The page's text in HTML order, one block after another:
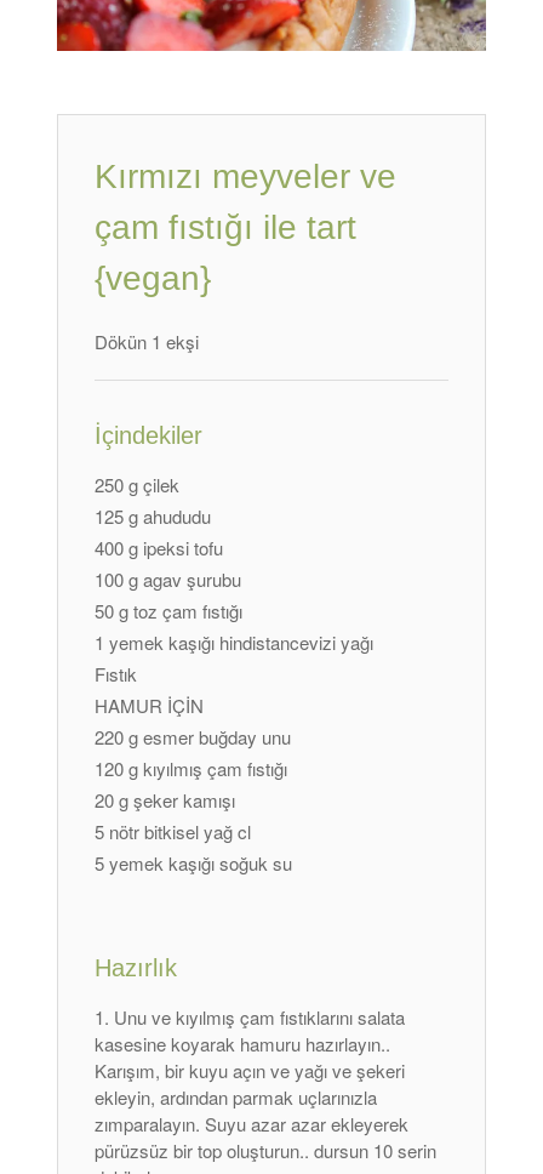
Kırmızı meyveler ve
çam fıstığı ile tart
{vegan}
Dökün 1 ekşi
İçindekiler
250 g çilek
125 g ahududu
400 g ipeksi tofu
100 g agav şurubu
50 g toz çam fıstığı
1 yemek kaşığı hindistancevizi yağı
Fıstık
HAMUR İÇİN
220 g esmer buğday unu
120 g kıyılmış çam fıstığı
20 g şeker kamışı
5 nötr bitkisel yağ cl
5 yemek kaşığı soğuk su
Hazırlık
Unu ve kıyılmış çam fıstıklarını salata
kasesine koyarak hamuru hazırlayın..
Karışım, bir kuyu açın ve yağı ve şekeri
ekleyin, ardından parmak uçlarınızla
zımparalayın. Suyu azar azar ekleyerek
pürüzsüz bir top oluşturun.. dursun 10 serin